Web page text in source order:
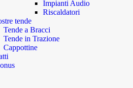
Impianti Audio
Riscaldatori
tende
Tende a Bracci
Tende in Trazione
Cappottine